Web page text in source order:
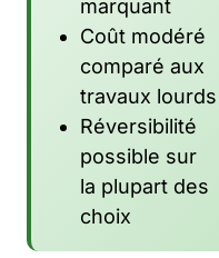
marquant
Coût modéré
comparé aux
travaux lourds
Réversibilité
possible sur
la plupart des
choix